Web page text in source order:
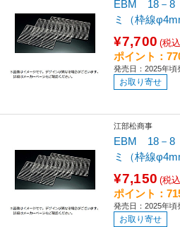
EBM 18－8
ミ（枠線
¥7,700 (税
ポイント：
発売日：2025年頃
お取り寄せ
江部松商事
EBM 18－8
ミ（枠線
¥7,150 (税
ポイント：
発売日：2025年頃
お取り寄せ